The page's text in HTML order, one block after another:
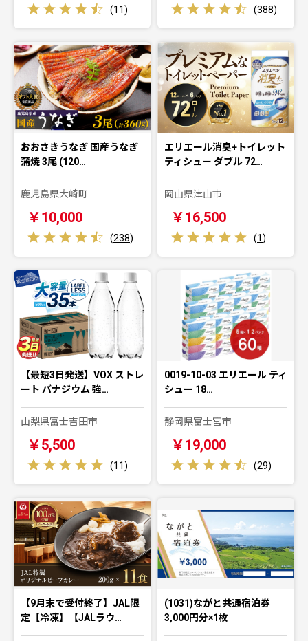
(11) (388)
おおさきうなぎ 国産うなぎ
蒲焼 3尾 (120…
鹿児島県大崎町
￥10,000
(238)
エリエール消臭+トイレット
ティシュー ダブル 72…
岡山県津山市
￥16,500
(1)
【最短3日発送】VOX ストレ
ート バナジウム 強…
山梨県富士吉田市
￥5,500
(11)
0019-10-03 エリエール ティ
シュー 18…
静岡県富士宮市
￥19,000
(29)
【9月末で受付終了】JAL限
定【冷凍】【JALラウ…
(1031)ながと共通宿泊券
3,000円分×1枚